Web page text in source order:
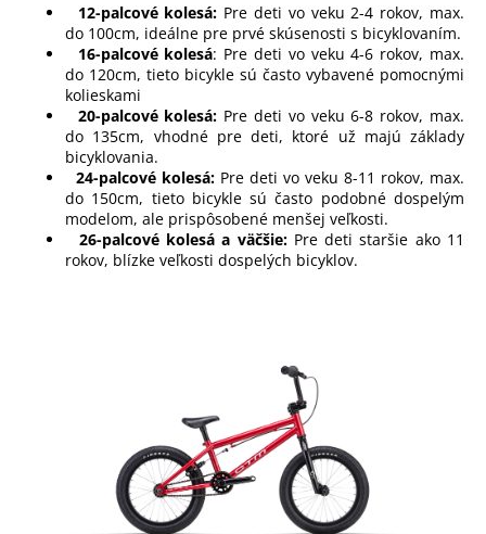
12-palcové kolesá: Pre deti vo veku 2-4 rokov, max.
do 100cm, ideálne pre prvé skúsenosti s bicyklovaním.
16-palcové kolesá: Pre deti vo veku 4-6 rokov, max.
do 120cm, tieto bicykle sú často vybavené pomocnými
kolieskami
20-palcové kolesá: Pre deti vo veku 6-8 rokov, max.
do 135cm, vhodné pre deti, ktoré už majú základy
bicyklovania.
24-palcové kolesá: Pre deti vo veku 8-11 rokov, max.
do 150cm, tieto bicykle sú často podobné dospelým
modelom, ale prispôsobené menšej veľkosti.
26-palcové kolesá a väčšie:Pre deti staršie ako 11
rokov, blízke veľkosti dospelých bicyklov.